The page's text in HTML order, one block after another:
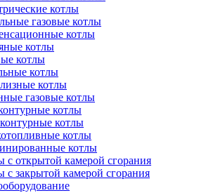
котлы
газовые котлы
котлы
котлы
котлы
котлы
котлы
газовые котлы
котлы
котлы
котлы
котлы
с открытой камерой сгорания
с закрытой камерой сгорания